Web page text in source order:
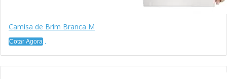
Camisa de Brim Branca M
Cotar Agora